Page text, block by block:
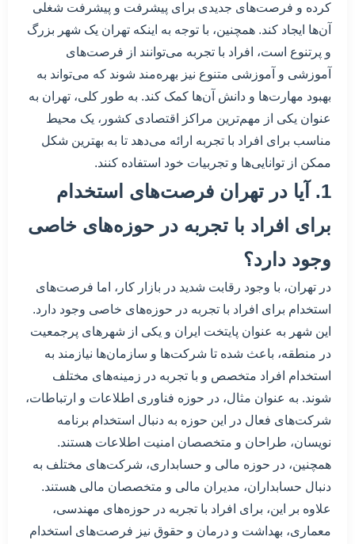
کرده و فرصت‌های جدیدی برای پیشرفت و پیشرفت شغلی
آن‌ها ایجاد کند. همچنین، با توجه به اینکه تهران یک شهر بزرگ
و پرتنوع است، افراد با تجربه می‌توانند از فرصت‌های
آموزشی و آموزشی متنوع نیز بهره‌مند شوند که می‌تواند به
بهبود مهارت‌ها و دانش آن‌ها کمک کند. به طور کلی، تهران به
عنوان یکی از مهم‌ترین مراکز اقتصادی کشور، یک محیط
مناسب برای افراد با تجربه ارائه می‌دهد تا به بهترین شکل
ممکن از توانایی‌ها و تجربیات خود استفاده کنند.
1. آیا در تهران فرصت‌های استخدام
برای افراد با تجربه در حوزه‌های خاصی
وجود دارد؟
در تهران، با وجود رقابت شدید در بازار کار، اما فرصت‌های
استخدام برای افراد با تجربه در حوزه‌های خاصی وجود دارد.
این شهر به عنوان پایتخت ایران و یکی از شهرهای پرجمعیت
در منطقه، باعث شده تا شرکت‌ها و سازمان‌ها نیازمند به
استخدام افراد متخصص و با تجربه در زمینه‌های مختلف
شوند. به عنوان مثال، در حوزه فناوری اطلاعات و ارتباطات،
شرکت‌های فعال در این حوزه به دنبال استخدام برنامه
نویسان، طراحان و متخصصان امنیت اطلاعات هستند.
همچنین، در حوزه مالی و حسابداری، شرکت‌های مختلف به
دنبال حسابداران، مدیران مالی و متخصصان مالی هستند.
علاوه بر این، برای افراد با تجربه در حوزه‌های مهندسی،
معماری، بهداشت و درمان و حقوق نیز فرصت‌های استخدام